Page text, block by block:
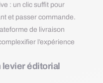
: un clic suffit pour
et passer commande.
de livraison
l’expérience
levier éditorial